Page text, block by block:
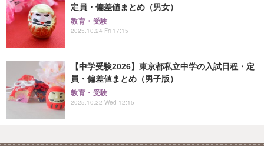
定員・偏差値まとめ（男女）
教育・受験
2025.10.24 Fri 17:15
【中学受験2026】東京都私立中学の入試日程・定
員・偏差値まとめ（男子版）
教育・受験
2025.10.22 Wed 12:15